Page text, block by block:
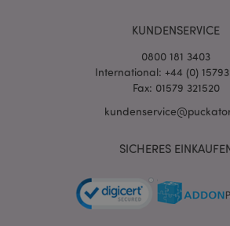
KUNDENSERVICE
0800 181 3403
International: +44 (0)
Fax: 01579 321520
SICHERES